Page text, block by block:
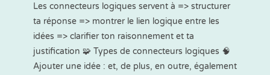
Les connecteurs logiques servent à => structurer
ta réponse => montrer le lien logique entre les
idées => clarifier ton raisonnement et ta
justification 🧩 Types de connecteurs logiques 🧠
Ajouter une idée : et, de plus, en outre, également